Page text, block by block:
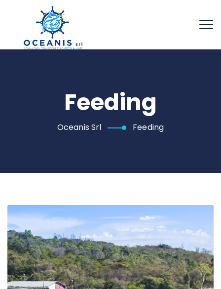
Feeding
Oceanis Srl Feeding